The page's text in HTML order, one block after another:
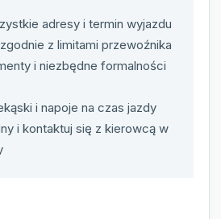
adresy i termin wyjazdu
z limitami przewoźnika
i niezbędne formalności
i napoje na czas jazdy
i kontaktuj się z kierowcą w